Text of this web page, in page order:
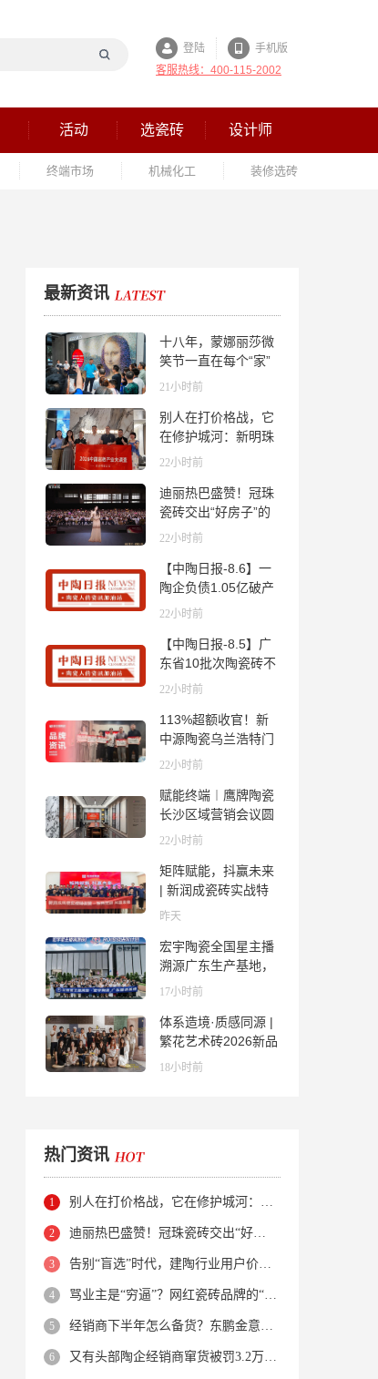
登陆
手机版
客服热线：400-115-2002
活动 选瓷砖 设计师
终端市场 机械化工 装修选砖
最新资讯
十八年，蒙娜丽莎微
笑节一直在每个“家”
的故事里
21小时前
别人在打价格战，它
在修护城河：新明珠
岩板的逆势密码
22小时前
迪丽热巴盛赞！冠珠
瓷砖交出“好房子”的
标准答卷
22小时前
【中陶日报-8.6】一
陶企负债1.05亿破产
清算；东鹏拟延长基
开展建陶行业能效领
跑者企业推荐工作
22小时前
【中陶日报-8.5】广
东省10批次陶瓷砖不
合格；科达购买特福
过；蒙娜丽莎5千万
回购股份；建霖家居
海外产能突破18亿元
22小时前
113%超额收官！新
中源陶瓷乌兰浩特门
店周年活动圆满落幕
22小时前
赋能终端︱鹰牌陶瓷
长沙区域营销会议圆
满举行，共探渠道拓
22小时前
矩阵赋能，抖赢未来
| 新润成瓷砖实战特
训营成功举办，吹响
号！
昨天
宏宇陶瓷全国星主播
溯源广东生产基地，
进阶ROI长效变现新
17小时前
体系造境·质感同源 |
繁花艺术砖2026新品
发布媒体见面会圆满
18小时前
热门资讯
别人在打价格战，它在修护城河：新明珠岩板的逆势密码
迪丽热巴盛赞！冠珠瓷砖交出“好房子”的标准答卷
告别“盲选”时代，建陶行业用户价值正在被改写！
骂业主是“穷逼”？网红瓷砖品牌的“真实面目”被揭开了！
经销商下半年怎么备货？东鹏金意陶马可波罗等10大品牌集体亮剑
又有头部陶企经销商窜货被罚3.2万！品牌区域保护岌岌可危？